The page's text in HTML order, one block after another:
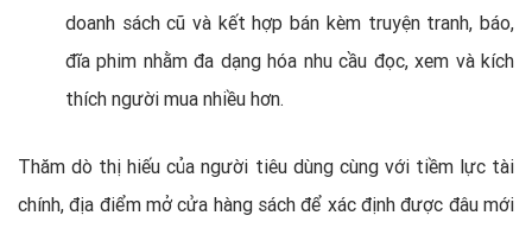
doanh sách cũ và kết hợp bán kèm truyện tranh, báo,
đĩa phim nhằm đa dạng hóa nhu cầu đọc, xem và kích
thích người mua nhiều hơn.
Thăm dò thị hiếu của người tiêu dùng cùng với tiềm lực tài
chính, địa điểm mở cửa hàng sách để xác định được đâu mới